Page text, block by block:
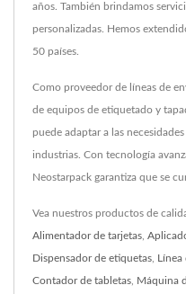
años. También brindamos
personalizadas. Hemos
50 países.
Como proveedor de líneas de
de equipos de etiquetado y
puede adaptar a las
industrias. Con tecnología
Neostarpack garantiza que se
Vea nuestros productos de
Alimentador de tarjetas
Dispensador de etiquetas
Contador de tabletas Máquina